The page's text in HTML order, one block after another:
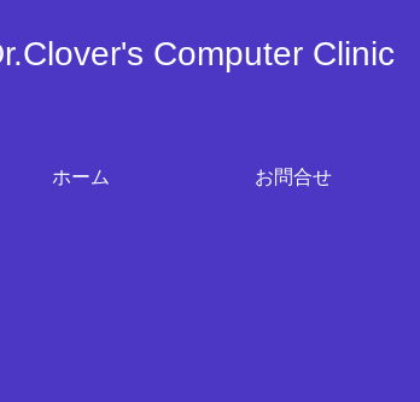
Computer Clinic
ホーム お問合せ